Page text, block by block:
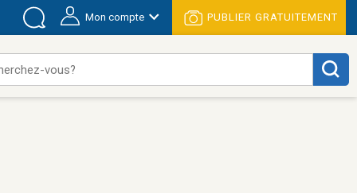
Mon compte PUBLIER GRATUITEMENT
vous?